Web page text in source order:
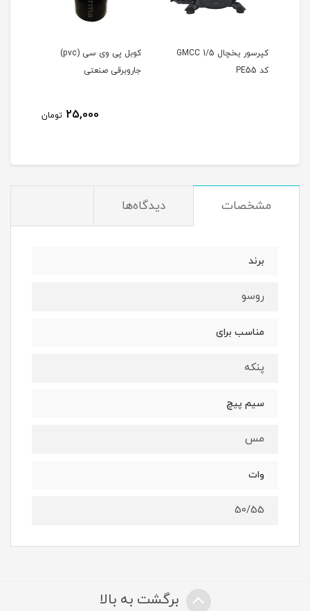
کپرسور یخچال GMCC 1/5
کد PE55
کوبل پی وی سی (pvc)
جاروبرقی صنعتی
25,000 تومان
مشخصات دیدگاه‌ها
برند
روسو
مناسب برای
پنکه
سیم پیچ
مس
وات
50/55
برگشت به بالا